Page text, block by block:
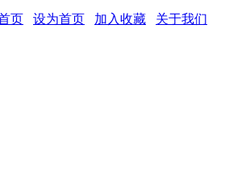
页 设为首页 加入收藏 关于我们